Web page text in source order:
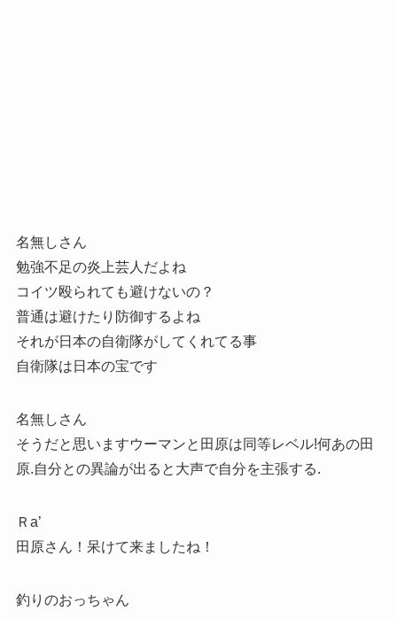
名無しさん
勉強不足の炎上芸人だよね
コイツ殴られても避けないの？
普通は避けたり防御するよね
それが日本の自衛隊がしてくれてる事
自衛隊は日本の宝です
名無しさん
そうだと思いますウーマンと田原は同等レベル!何あの田
原.自分との異論が出ると大声で自分を主張する.
Ｒa’
田原さん！呆けて来ましたね！
釣りのおっちゃん